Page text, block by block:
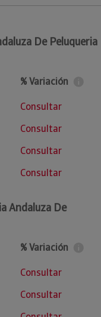
De Peluqueria
% Variación
Consultar
Consultar
Consultar
Consultar
Andaluza De
% Variación
Consultar
Consultar